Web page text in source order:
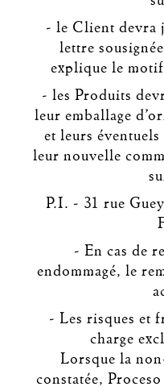
- le Client devra
lettre
explique le
- les Produits
leur emballage
et leurs
leur nouvelle
P.I. - 31 rue
- En cas de
endommagé, le
- Les risques et
charge
Lorsque la
constatée,